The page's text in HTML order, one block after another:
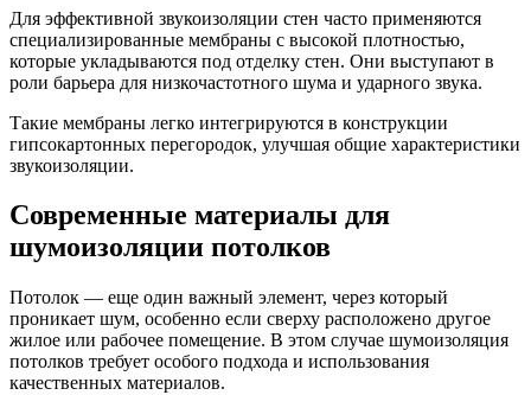
Для эффективной звукоизоляции стен часто применяются
специализированные мембраны с высокой плотностью,
которые укладываются под отделку стен. Они выступают в
роли барьера для низкочастотного шума и ударного звука.
Такие мембраны легко интегрируются в конструкции
гипсокартонных перегородок, улучшая общие характеристики
звукоизоляции.
Современные материалы для
шумоизоляции потолков
Потолок — еще один важный элемент, через который
проникает шум, особенно если сверху расположено другое
жилое или рабочее помещение. В этом случае шумоизоляция
потолков требует особого подхода и использования
качественных материалов.